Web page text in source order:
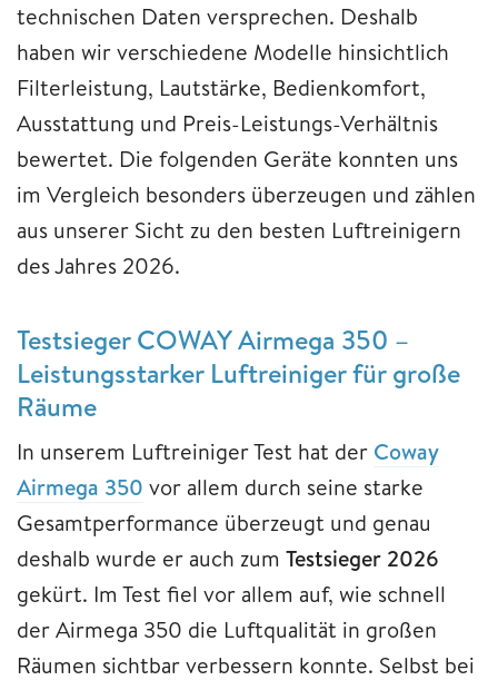
technischen Daten versprechen. Deshalb
haben wir verschiedene Modelle hinsichtlich
Filterleistung, Lautstärke, Bedienkomfort,
Ausstattung und Preis-Leistungs-Verhältnis
bewertet. Die folgenden Geräte konnten uns
im Vergleich besonders überzeugen und zählen
aus unserer Sicht zu den besten Luftreinigern
des Jahres 2026.
Testsieger COWAY Airmega 350 –
Leistungsstarker Luftreiniger für große
Räume
In unserem Luftreiniger Test hat der Coway
Airmega 350 vor allem durch seine starke
Gesamtperformance überzeugt und genau
deshalb wurde er auch zum Testsieger 2026
gekürt. Im Test fiel vor allem auf, wie schnell
der Airmega 350 die Luftqualität in großen
Räumen sichtbar verbessern konnte. Selbst bei